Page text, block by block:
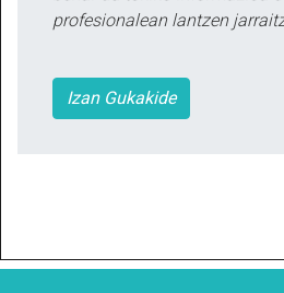
profesionalean lantzen
Izan Gukakide